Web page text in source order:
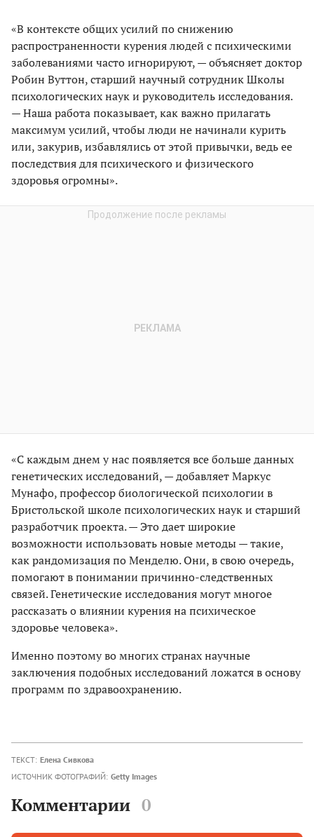
«В контексте общих усилий по снижению
распространенности курения людей с психическими
заболеваниями часто игнорируют, — объясняет доктор
Робин Вуттон, старший научный сотрудник Школы
психологических наук и руководитель исследования.
— Наша работа показывает, как важно прилагать
максимум усилий, чтобы люди не начинали курить
или, закурив, избавлялись от этой привычки, ведь ее
последствия для психического и физического
здоровья огромны».
«С каждым днем у нас появляется все больше данных
генетических исследований, — добавляет Маркус
Мунафо, профессор биологической психологии в
Бристольской школе психологических наук и старший
разработчик проекта. — Это дает широкие
возможности использовать новые методы — такие,
как рандомизация по Менделю. Они, в свою очередь,
помогают в понимании причинно-следственных
связей. Генетические исследования могут многое
рассказать о влиянии курения на психическое
здоровье человека».
Именно поэтому во многих странах научные
заключения подобных исследований ложатся в основу
программ по здравоохранению.
ТЕКСТ: Елена Сивкова
ИСТОЧНИК ФОТОГРАФИЙ: Getty Images
Комментарии 0